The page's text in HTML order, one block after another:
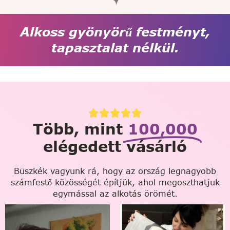
Alkoss gyönyörű festményt,
tapasztalat nélkül.
Több, mint 100,000
elégedett vásárló
Büszkék vagyunk rá, hogy az ország legnagyobb
számfestő közösségét építjük, ahol megoszthatjuk
egymással az alkotás örömét.